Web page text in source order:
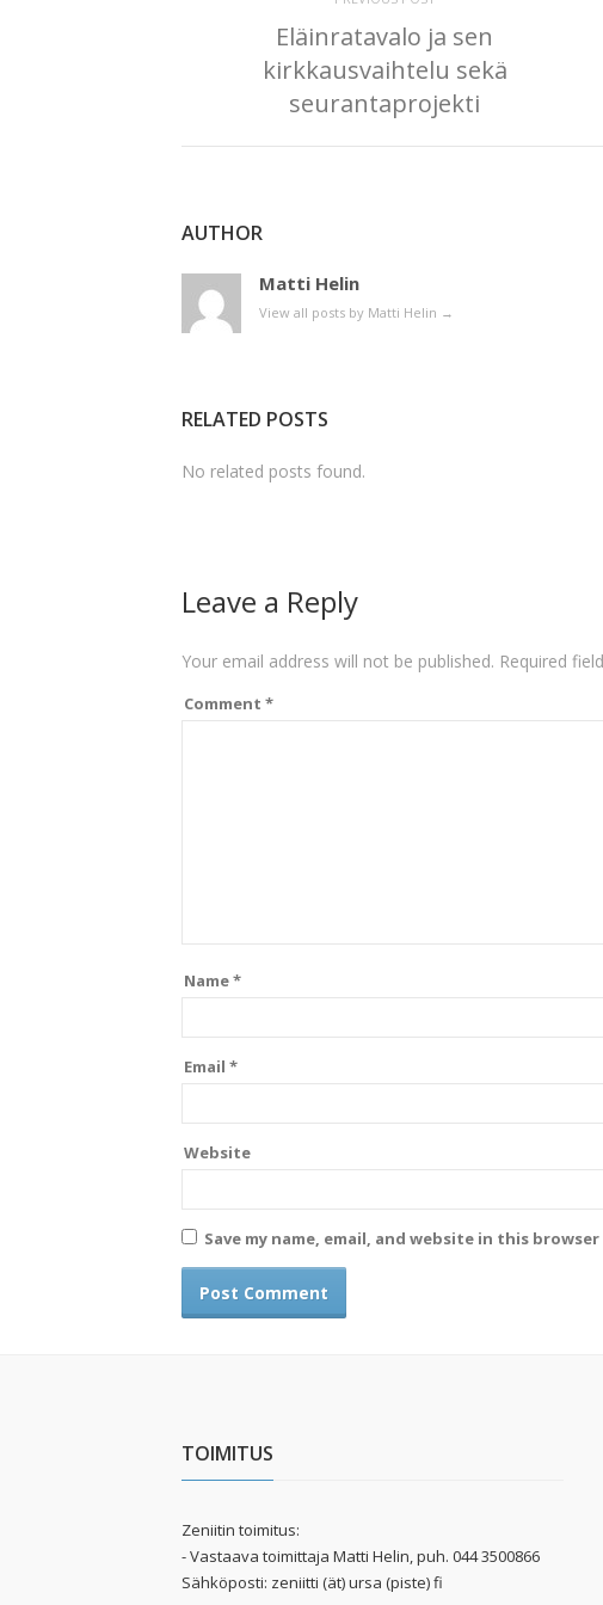
Eläinratavalo ja sen
kirkkausvaihtelu sekä
seurantaprojekti
AUTHOR
Matti Helin
View all posts by Matti Helin →
RELATED POSTS
No related posts found.
Leave a Reply
Your email address will not be published. Required
Comment *
Name*
Email *
Website
Save my name, email, and website in this
TOIMITUS
Zeniitin toimitus:
- Vastaava toimittaja Matti Helin, puh. 044 3500866
Sähköposti: zeniitti (ät) ursa (piste) fi